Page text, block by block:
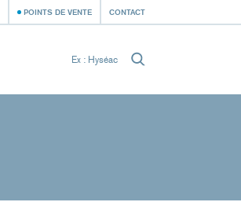
POINTS DE VENTE CONTACT